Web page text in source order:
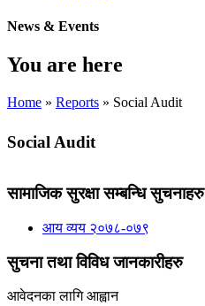
News & Events
You are here
Home » Reports » Social Audit
Social Audit
सामाजिक सुरक्षा सम्बन्धि सुचनाहरु
आय व्यय २०७८-०७९
सुचना तथा विविध जानकारीहरु
आवेदनका लागि आह्वान